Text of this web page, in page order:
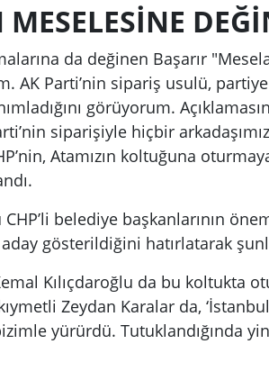
da değinen Başarır
AK Parti’nin sipariş usulü,
görüyorum.
siparişiyle hiçbir
Atamızın koltuğuna
belediye başkanlarının
gösterildiğini hatırlatarak
Kılıçdaroğlu da bu koltukta
Zeydan Karalar da,
yürürdü. Tutuklandığında